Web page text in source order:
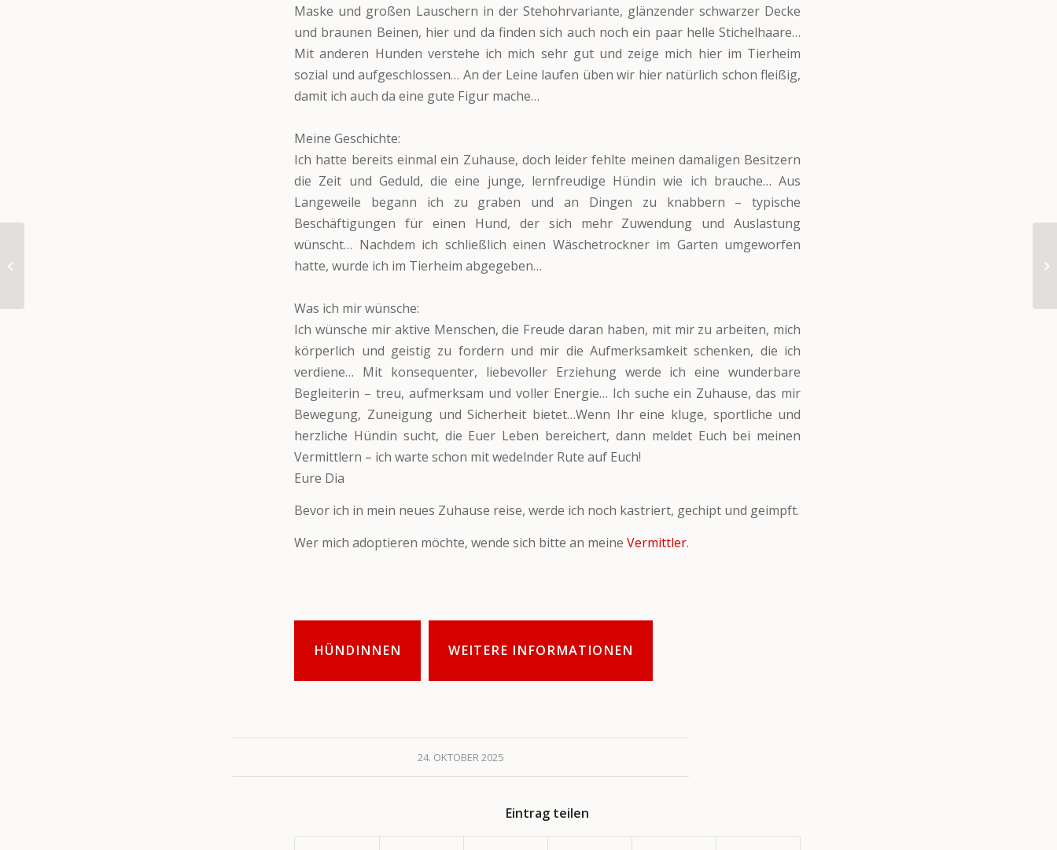
Maske und großen Lauschern in der Stehohrvariante, glänzender schwarzer Decke
und braunen Beinen, hier und da finden sich auch noch ein paar helle Stichelhaare…
Mit anderen Hunden verstehe ich mich sehr gut und zeige mich hier im Tierheim
sozial und aufgeschlossen… An der Leine laufen üben wir hier natürlich schon fleißig,
damit ich auch da eine gute Figur mache…
Meine Geschichte:
Ich hatte bereits einmal ein Zuhause, doch leider fehlte meinen damaligen Besitzern
die Zeit und Geduld, die eine junge, lernfreudige Hündin wie ich brauche… Aus
Langeweile begann ich zu graben und an Dingen zu knabbern – typische
Beschäftigungen für einen Hund, der sich mehr Zuwendung und Auslastung
wünscht… Nachdem ich schließlich einen Wäschetrockner im Garten umgeworfen
hatte, wurde ich im Tierheim abgegeben…
Was ich mir wünsche:
Ich wünsche mir aktive Menschen, die Freude daran haben, mit mir zu arbeiten, mich
körperlich und geistig zu fordern und mir die Aufmerksamkeit schenken, die ich
verdiene… Mit konsequenter, liebevoller Erziehung werde ich eine wunderbare
Begleiterin – treu, aufmerksam und voller Energie… Ich suche ein Zuhause, das mir
Bewegung, Zuneigung und Sicherheit bietet…Wenn Ihr eine kluge, sportliche und
herzliche Hündin sucht, die Euer Leben bereichert, dann meldet Euch bei meinen
Vermittlern – ich warte schon mit wedelnder Rute auf Euch!
Eure Dia
Bevor ich in mein neues Zuhause reise, werde ich noch kastriert, gechipt und geimpft.
Wer mich adoptieren möchte, wende sich bitte an meineVermittler.
HÜNDINNEN WEITERE INFORMATIONEN
24. OKTOBER 2025
Eintrag teilen